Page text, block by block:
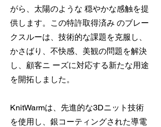
がら、太陽のような 穏やかな感触を提
供します。この特許取得済み のブレー
クスルーは、技術的な課題を克服し、
かさばり、不快感、美観の問題を解決
し、顧客ニ ーズに対応する新たな用途
を開拓しました。
KnitWarmは、先進的な3Dニット技術
を使用し、銀コーティングされた導電